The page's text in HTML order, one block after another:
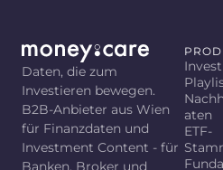
Daten, die zum
Investieren bewegen.
B2B-Anbieter aus Wien
für Finanzdaten und
Investment Content - für
Banken, Broker und
aten
ETF-